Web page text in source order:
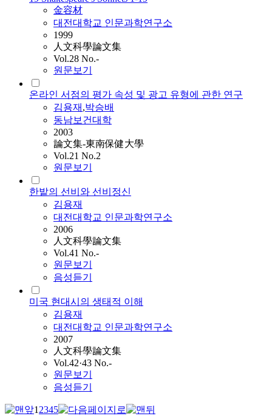
金容材
대전대학교 인문과학연구소
1999
人文科學論文集
Vol.28 No.-
원문보기
온라인 서점의 평가 속성 및 광고 유형에 관한 연구
김용재 ,박승배
동남보건대학
2003
論文集-東南保健大學
Vol.21 No.2
원문보기
한밭의 선비와 선비정신
김용재
대전대학교 인문과학연구소
2006
人文科學論文集
Vol.41 No.-
원문보기
음성듣기
미국 현대시의 생태적 이해
김용재
대전대학교 인문과학연구소
2007
人文科學論文集
Vol.42·43 No.-
원문보기
음성듣기
12345